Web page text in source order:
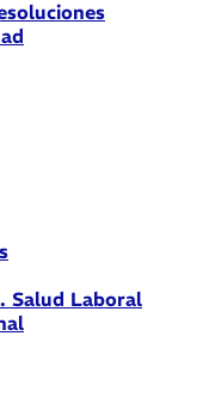
Salud Laboral